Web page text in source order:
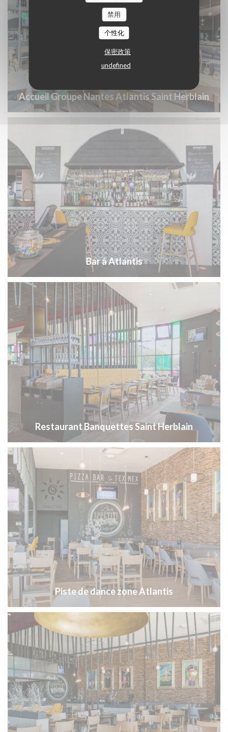
禁用
个性化
保密政策
undefined
Accueil Groupe Nantes Atlantis Saint Herblain
Bar à Atlantis
Restaurant Banquettes Saint Herblain
Piste de dance zone Atlantis